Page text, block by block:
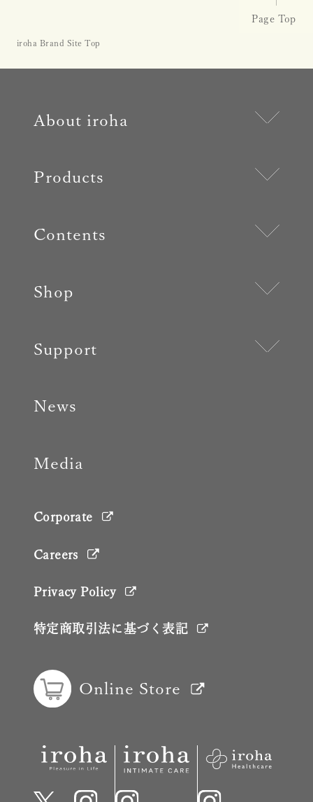
Page Top
iroha Brand Site Top
About iroha
Products
Contents
Shop
Support
News
Media
Online Store
Corporate
Careers
Privacy Policy
特定商取引法に基づく表記